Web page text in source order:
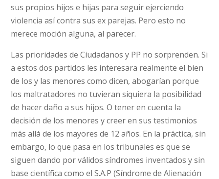
sus propios hijos e hijas para seguir ejerciendo
violencia así contra sus ex parejas. Pero esto no
merece moción alguna, al parecer.
Las prioridades de Ciudadanos y PP no sorprenden. Si
a estos dos partidos les interesara realmente el bien
de los y las menores como dicen, abogarían porque
los maltratadores no tuvieran siquiera la posibilidad
de hacer daño a sus hijos. O tener en cuenta la
decisión de los menores y creer en sus testimonios
más allá de los mayores de 12 años. En la práctica, sin
embargo, lo que pasa en los tribunales es que se
siguen dando por válidos síndromes inventados y sin
base científica como el S.A.P (Síndrome de Alienación